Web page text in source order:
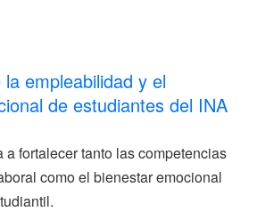
empleabilidad y el
de estudiantes del INA
a fortalecer tanto las competencias
como el bienestar emocional